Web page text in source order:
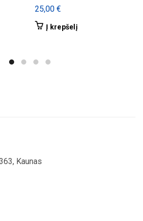
25,00 €
Į krepšelį
Kaunas